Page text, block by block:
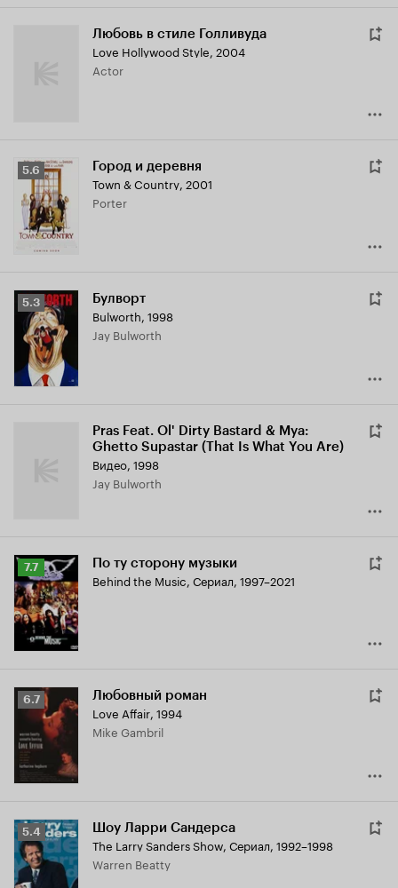
Любовь в стиле Голливуда
Love Hollywood Style, 2004
Actor
Рейтинг
Кинопоиска
5.6
5.6 Город и деревня
Town & Country, 2001
Porter
Рейтинг
Кинопоиска
5.3
5.3 Булворт
Bulworth, 1998
Jay Bulworth
Pras Feat. Ol' Dirty Bastard & Mya:
Ghetto Supastar (That Is What You Are)
Видео, 1998
Jay Bulworth
Рейтинг
Кинопоиска
7.7
7.7 По ту сторону музыки
Behind the Music, Сериал, 1997–2021
Рейтинг
Кинопоиска
6.7
6.7 Любовный роман
Love Affair, 1994
Mike Gambril
Рейтинг
Кинопоиска
5.4
5.4 Шоу Ларри Сандерса
The Larry Sanders Show, Сериал, 1992–1998
Warren Beatty